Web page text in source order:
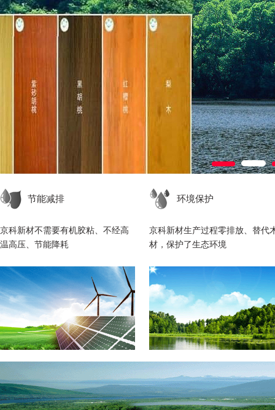
节能减排 环境保护
京科新材不需要有机胶粘、不经高
温高压、节能降耗
京科新材生产过程零排放、替代
材，保护了生态环境